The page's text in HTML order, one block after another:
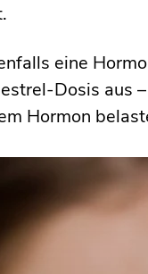
eine
Dosis aus
Hormon